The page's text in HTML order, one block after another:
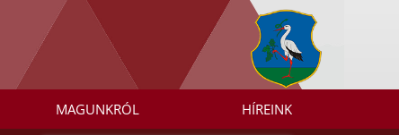
MAGUNKRÓL HÍREINK